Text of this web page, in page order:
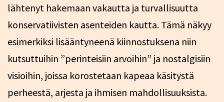
lähtenyt hakemaan vakautta ja turvallisuutta
konservatiivisten asenteiden kautta. Tämä näkyy
esimerkiksi lisääntyneenä kiinnostuksena niin
kutsuttuihin ”perinteisiin arvoihin” ja nostalgisiin
visioihin, joissa korostetaan kapeaa käsitystä
perheestä, arjesta ja ihmisen mahdollisuuksista.